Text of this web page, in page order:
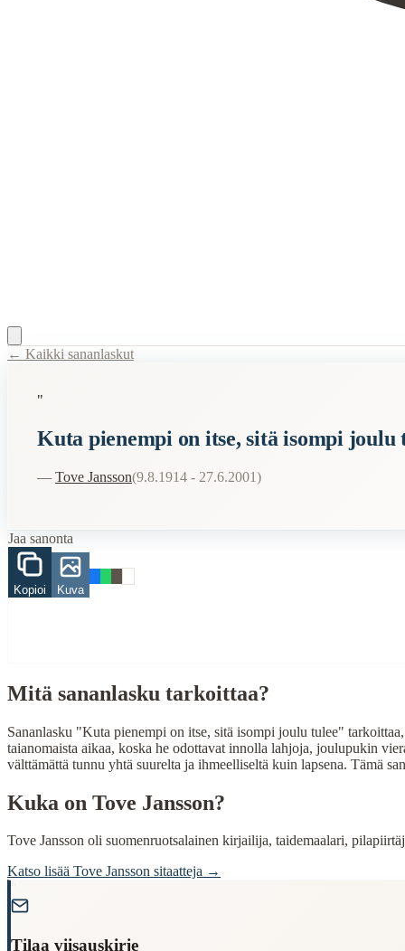
Description:Sananlasku "Kuta pienempi on itse, sitä isompi joulu
Semantic Themes
Related Topics
pieni
itse
Finding Finnish proverbs about specific topics
Learning Finnish language through proverbs
Finding quotes for speeches or writing
Language:Finnish (suomi)
Origin:Finland
Period:Traditional folk wisdom
← Kaikki sananlaskut
"
Kuta pienempi on itse, sitä isompi joulu
— Tove Jansson(9.8.1914 - 27.6.2001)
Jaa sanonta
Kopioi Kuva
Mitä sananlasku tarkoittaa?
Sananlasku "Kuta pienempi on itse, sitä isompi joulu tulee"
taianomaista aikaa, koska he odottavat innolla lahjoja, joulupukin
välttämättä tunnu yhtä suurelta ja ihmeelliseltä kuin lapsena. Tämä
Kuka on Tove Jansson?
Tove Jansson oli suomenruotsalainen kirjailija, taidemaalari,
Katso lisää Tove Jansson sitaatteja →
Tilaa viisauskirje